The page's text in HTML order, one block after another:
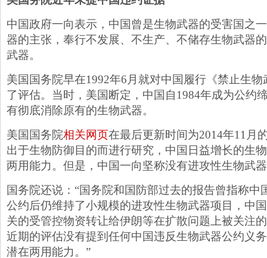
中国政府一向表示，中国曾是生物武器的受害国之
器的主张，奉行不发展、不生产、不储存生物武器
武器。​
美国国务院早在1992年6月就对中国履行《禁止生
了评估。当时，美国断定，中国自1984年成为公约
有彻底消除原有的生物武器。
美国国务院相关网页在最后更新时间为2014年11月
出于生物防御目的而进行研究，中国日益增长的生
两用能力。但是，中国一向坚称没有进攻性生物武
国务院还说：“国务院和国防部过去的报告曾指称中
公约后仍维持了小规模的进攻性生物武器项目，中
关的受管控物资转让给伊朗等在扩散问题上被关注
近期的评估没有提到任何中国违反生物武器公约义
潜在两用能力。”